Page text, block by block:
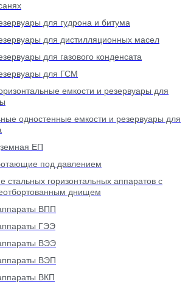
для гудрона и битума
для дистилляционных масел
для газового конденсата
для ГСМ
емкости и резервуары для
одностенные емкости и резервуары для
ЕП
под давлением
стальных горизонтальных аппаратов с
днищем
ВПП
ГЭЭ
ВЭЭ
ВЭП
ВКП